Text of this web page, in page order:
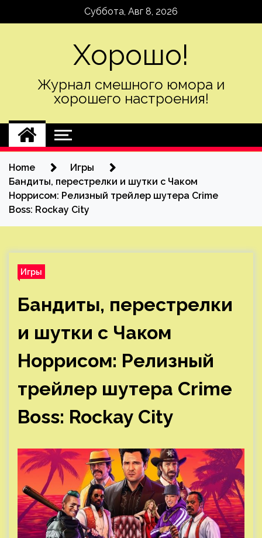
Суббота, Авг 8, 2026
Хорошо!
Журнал смешного юмора и
хорошего настроения!
Home
Игры
Бандиты, перестрелки и шутки с Чаком
Норрисом: Релизный трейлер шутера Crime
Boss: Rockay City
Игры
Бандиты, перестрелки
и шутки с Чаком
Норрисом: Релизный
трейлер шутера Crime
Boss: Rockay City